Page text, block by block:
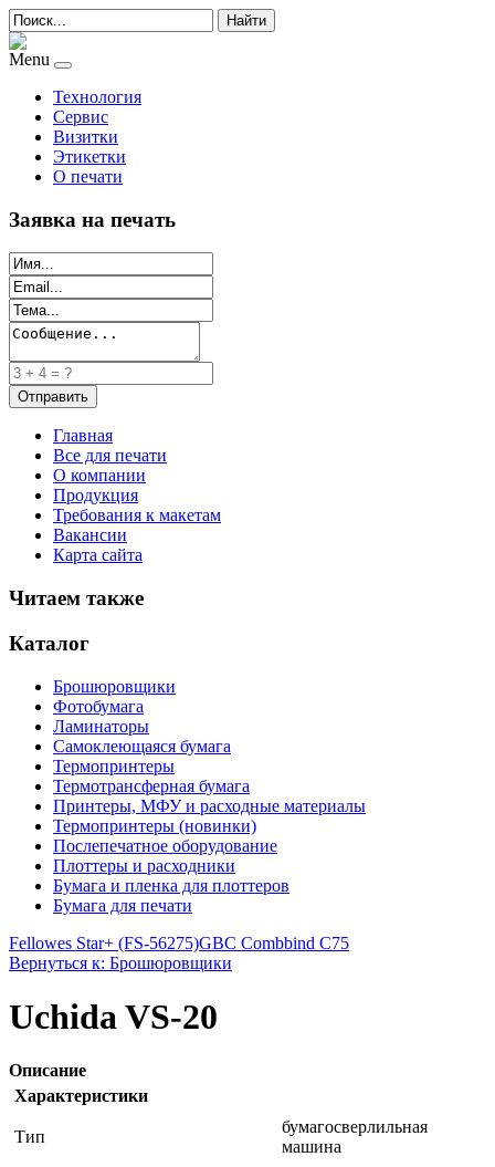
Найти
Menu
Технология
Сервис
Визитки
Этикетки
О печати
Заявка на печать
Главная
Все для печати
О компании
Продукция
Требования к макетам
Вакансии
Карта сайта
Читаем также
Каталог
Брошюровщики
Фотобумага
Ламинаторы
Самоклеющаяся бумага
Термопринтеры
Термотрансферная бумага
Принтеры, МФУ и расходные материалы
Термопринтеры (новинки)
Послепечатное оборудование
Плоттеры и расходники
Бумага и пленка для плоттеров
Бумага для печати
Fellowes Star+ (FS-56275)GBC Combbind C75
Вернуться к: Брошюровщики
Uchida VS-20
Описание
Характеристики
Тип
бумагосверлильная
машина